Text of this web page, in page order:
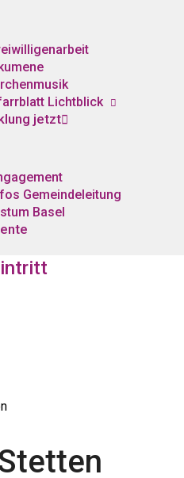
Lichtblick
jetzt
Gemeindeleitung
Basel